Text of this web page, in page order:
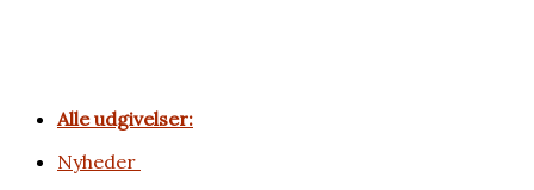
Alle udgivelser:
Nyheder